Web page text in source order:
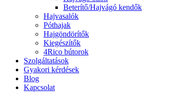
Beterítő/Hajvágó kendők
Hajvasalók
Póthajak
Hajgöndörítők
Kiegészítők
4Rico bútorok
Szolgáltatások
Gyakori kérdések
Blog
Kapcsolat